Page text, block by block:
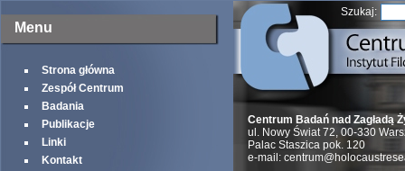
Menu
Strona główna
Zespół Centrum
Badania
Publikacje
Linki
Kontakt
Szukaj:
Centrum Badań nad Zagładą
ul. Nowy Świat 72, 00-330
Palac Staszica pok. 120
e-mail: